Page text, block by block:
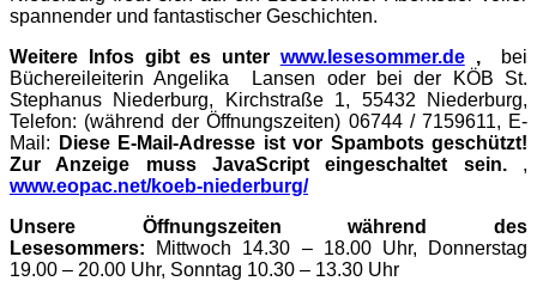
spannender und fantastischer Geschichten.
Weitere Infos gibt es unter www.lesesommer.de,
bei
Büchereileiterin Angelika Lansen oder bei der KÖB St.
Stephanus Niederburg, Kirchstraße 1, 55432 Niederburg,
Telefon: (während der Öffnungszeiten) 06744 / 7159611, E-
Mail:
Diese E-Mail-Adresse ist vor Spambots geschützt!
Zur Anzeige muss JavaScript eingeschaltet sein.,
www.eopac.net/koeb-niederburg/
Unsere Öffnungszeiten während des
Lesesommers:
Mittwoch 14.30 – 18.00 Uhr, Donnerstag
19.00 – 20.00 Uhr, Sonntag 10.30 – 13.30 Uhr